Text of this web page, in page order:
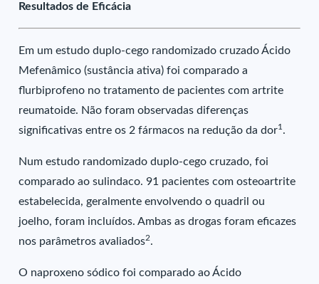
Resultados de Eficácia
Em um estudo duplo-cego randomizado cruzado Ácido
Mefenâmico (sustância ativa) foi comparado a
flurbiprofeno no tratamento de pacientes com artrite
reumatoide. Não foram observadas diferenças
significativas entre os 2 fármacos na redução da dor1 .
Num estudo randomizado duplo-cego cruzado, foi
comparado ao sulindaco. 91 pacientes com osteoartrite
estabelecida, geralmente envolvendo o quadril ou
joelho, foram incluídos. Ambas as drogas foram eficazes
nos parâmetros avaliados2.
O naproxeno sódico foi comparado ao Ácido